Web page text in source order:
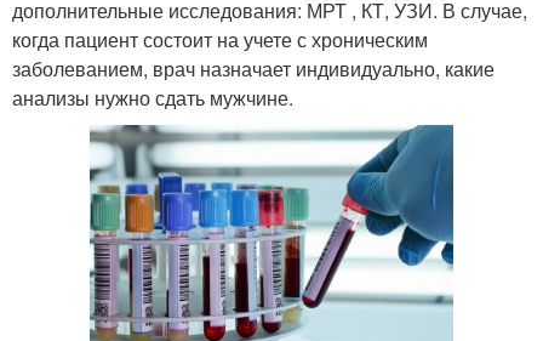
дополнительные исследования: МРТ , КТ, УЗИ. В случае,
когда пациент состоит на учете с хроническим
заболеванием, врач назначает индивидуально, какие
анализы нужно сдать мужчине.